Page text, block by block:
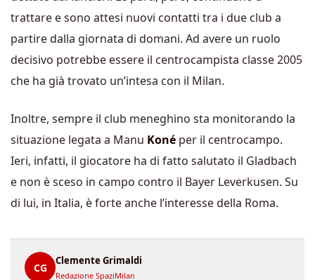
trattare e sono attesi nuovi contatti tra i due club a
partire dalla giornata di domani. Ad avere un ruolo
decisivo potrebbe essere il centrocampista classe 2005
che ha già trovato un’intesa con il Milan.
Inoltre, sempre il club meneghino sta monitorando la
situazione legata a Manu Koné per il centrocampo.
Ieri, infatti, il giocatore ha di fatto salutato il Gladbach
e non è sceso in campo contro il Bayer Leverkusen. Su
di lui, in Italia, è forte anche l’interesse della Roma.
CG
Clemente Grimaldi
Redazione SpaziMilan